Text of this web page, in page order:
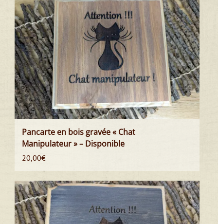
Pancarte en bois gravée « Chat
Manipulateur » – Disponible
20,00€